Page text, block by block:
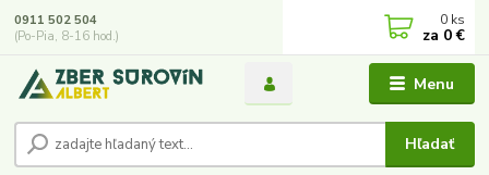
Menu
Hľadať
0911 502 504
(Po-Pia, 8-16 hod.)
0 ks
za 0 €